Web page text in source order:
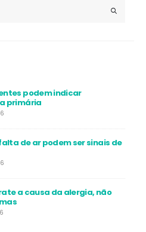
podem indicar
primária
de ar podem ser sinais de
a causa da alergia, não